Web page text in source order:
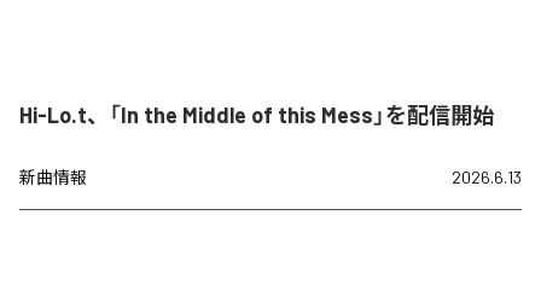
Hi-Lo.t、「In the Middle of this Mess」を配信開始
新曲情報 2026.6.13